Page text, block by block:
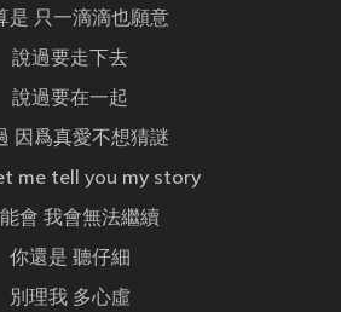
是 只一滴滴也願意
說過要走下去
說過要在一起
因爲真愛不想猜謎
me tell you my story
會 我會無法繼續
你還是 聽仔細
別理我 多心虛